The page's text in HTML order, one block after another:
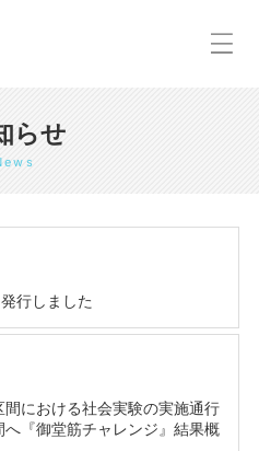
らせ
行しました
における社会実験の実施通行
『御堂筋チャレンジ』結果概